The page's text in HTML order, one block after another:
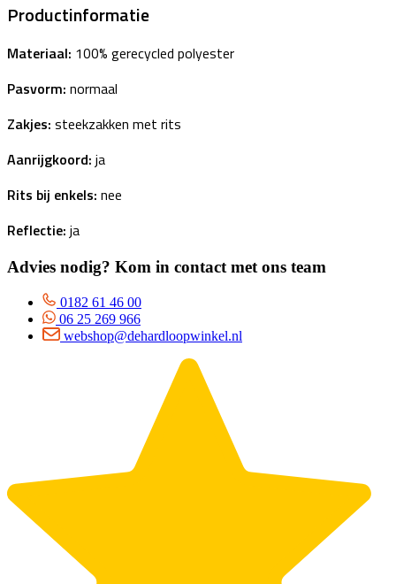
Productinformatie
Materiaal: 100% gerecycled polyester
Pasvorm: normaal
Zakjes: steekzakken met rits
Aanrijgkoord: ja
Rits bij enkels: nee
Reflectie: ja
Advies nodig? Kom in contact met ons team
0182 61 46 00
06 25 269 966
webshop@dehardloopwinkel.nl